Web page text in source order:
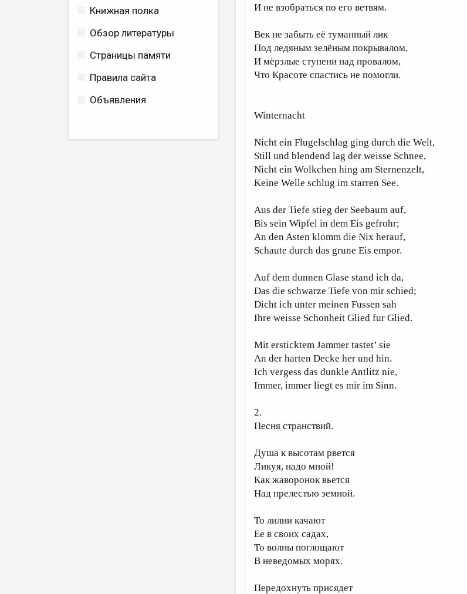
Книжная полка
Обзор литературы
Страницы памяти
Правила сайта
Объявления
И не взобраться по его ветвям.
Век не забыть её туманный лик
Под ледяным зелёным покрывалом,
И мёрзлые ступени над провалом,
Что Красоте спастись не помогли.
Winternacht
Nicht ein Flugelschlag ging durch die Welt,
Still und blendend lag der weisse Schnee,
Nicht ein Wolkchen hing am Sternenzelt,
Keine Welle schlug im starren See.
Aus der Tiefe stieg der Seebaum auf,
Bis sein Wipfel in dem Eis gefrohr;
An den Asten klomm die Nix herauf,
Schaute durch das grune Eis empor.
Auf dem dunnen Glase stand ich da,
Das die schwarze Tiefe von mir schied;
Dicht ich unter meinen Fussen sah
Ihre weisse Schonheit Glied fur Glied.
Mit ersticktem Jammer tastet’ sie
An der harten Decke her und hin.
Ich vergess das dunkle Antlitz nie,
Immer, immer liegt es mir im Sinn.
2.
Песня странствий.
Душа к высотам рвется
Ликуя, надо мной!
Как жаворонок вьется
Над прелестью земной.
То лилии качают
Ее в своих садах,
То волны поглощают
В неведомых морях.
Передохнуть присядет